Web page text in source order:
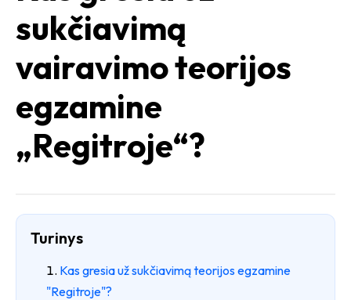
sukčiavimą
vairavimo teorijos
egzamine
„Regitroje“?
Turinys
Kas gresia už sukčiavimą teorijos egzamine
"Regitroje"?